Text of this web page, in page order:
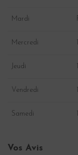
Mardi
Mercredi
Jeudi
Vendredi
Samedi
Vos Avis